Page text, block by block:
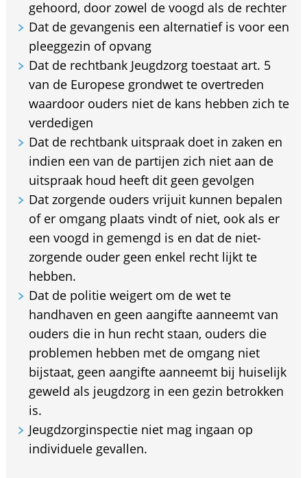
gehoord, door zowel de voogd als de rechter
Dat de gevangenis een alternatief is voor een
pleeggezin of opvang
Dat de rechtbank Jeugdzorg toestaat art. 5
van de Europese grondwet te overtreden
waardoor ouders niet de kans hebben zich te
verdedigen
Dat de rechtbank uitspraak doet in zaken en
indien een van de partijen zich niet aan de
uitspraak houd heeft dit geen gevolgen
Dat zorgende ouders vrijuit kunnen bepalen
of er omgang plaats vindt of niet, ook als er
een voogd in gemengd is en dat de niet-
zorgende ouder geen enkel recht lijkt te
hebben.
Dat de politie weigert om de wet te
handhaven en geen aangifte aanneemt van
ouders die in hun recht staan, ouders die
problemen hebben met de omgang niet
bijstaat, geen aangifte aanneemt bij huiselijk
geweld als jeugdzorg in een gezin betrokken
is.
Jeugdzorginspectie niet mag ingaan op
individuele gevallen.